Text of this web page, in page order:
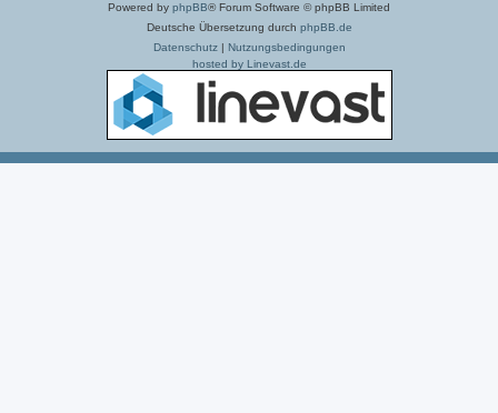
Powered by phpBB® Forum Software © phpBB Limited
Deutsche Übersetzung durch phpBB.de
Datenschutz| Nutzungsbedingungen
hosted by Linevast.de